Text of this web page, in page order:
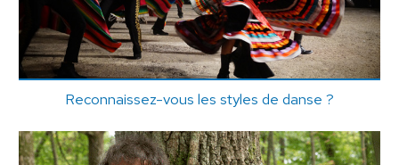
Reconnaissez-vous les styles de danse ?